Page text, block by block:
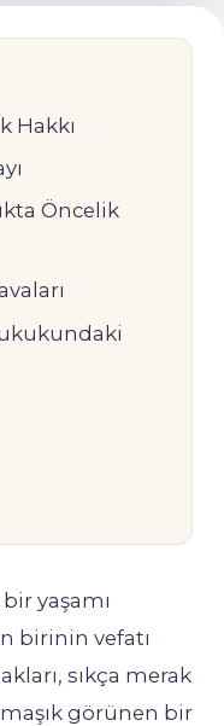
Hakkı
Öncelik
yaşamı
birinin vefatı
sıkça merak
görünen bir